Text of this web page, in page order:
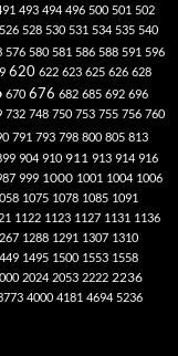
493 494 496 500 501 502
526 528 530 531 534 535 540
576 580 581 586 588 591 596
620 622 623 625 626 628
670 676 682 685 692 696
732 748 750 753 755 756 760
791 793 798 800 805 813
904 910 911 913 914 916
999 1000 1001 1004 1006
1075 1078 1085 1091
1122 1123 1127 1131 1136
1288 1291 1307 1310
1495 1500 1553 1558
2024 2053 2222 2236
4000 4181 4694 5236